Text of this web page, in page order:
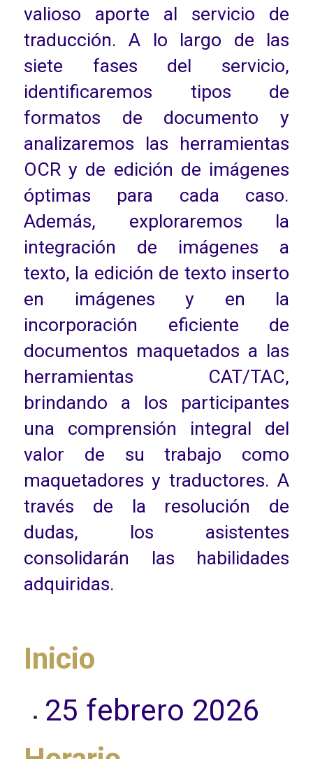
valioso aporte al servicio de
traducción. A lo largo de las
siete fases del servicio,
identificaremos tipos de
formatos de documento y
analizaremos las herramientas
OCR y de edición de imágenes
óptimas para cada caso.
Además, exploraremos la
integración de imágenes a
texto, la edición de texto inserto
en imágenes y en la
incorporación eficiente de
documentos maquetados a las
herramientas CAT/TAC,
brindando a los participantes
una comprensión integral del
valor de su trabajo como
maquetadores y traductores. A
través de la resolución de
dudas, los asistentes
consolidarán las habilidades
adquiridas.
Inicio
25 febrero 2026